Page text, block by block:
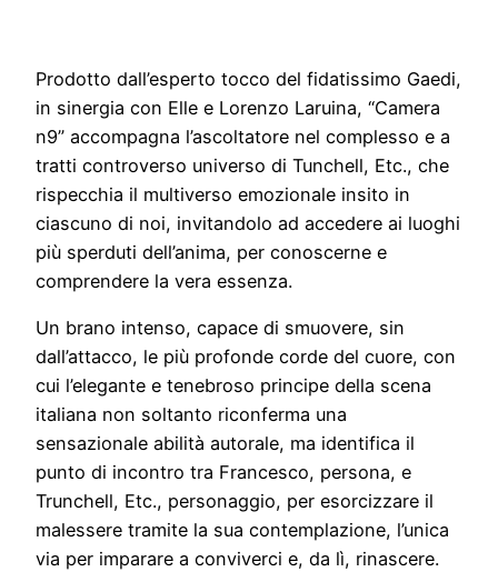
Prodotto dall’esperto tocco del fidatissimo Gaedi,
in sinergia con Elle e Lorenzo Laruina, “Camera
n9” accompagna l’ascoltatore nel complesso e a
tratti controverso universo di Tunchell, Etc., che
rispecchia il multiverso emozionale insito in
ciascuno di noi, invitandolo ad accedere ai luoghi
più sperduti dell’anima, per conoscerne e
comprendere la vera essenza.
Un brano intenso, capace di smuovere, sin
dall’attacco, le più profonde corde del cuore, con
cui l’elegante e tenebroso principe della scena
italiana non soltanto riconferma una
sensazionale abilità autorale, ma identifica il
punto di incontro tra Francesco, persona, e
Trunchell, Etc., personaggio, per esorcizzare il
malessere tramite la sua contemplazione, l’unica
via per imparare a conviverci e, da lì, rinascere.